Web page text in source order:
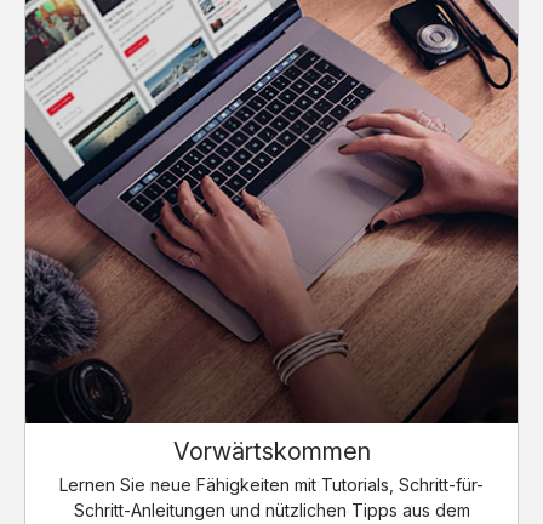
Vorwärtskommen
Lernen Sie neue Fähigkeiten mit Tutorials, Schritt-für-
Schritt-Anleitungen und nützlichen Tipps aus dem